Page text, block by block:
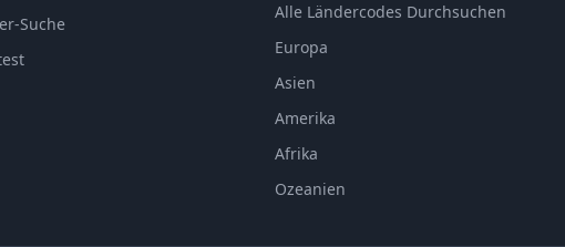
Suche
Alle Ländercodes Durchsuchen
Europa
Asien
Amerika
Afrika
Ozeanien